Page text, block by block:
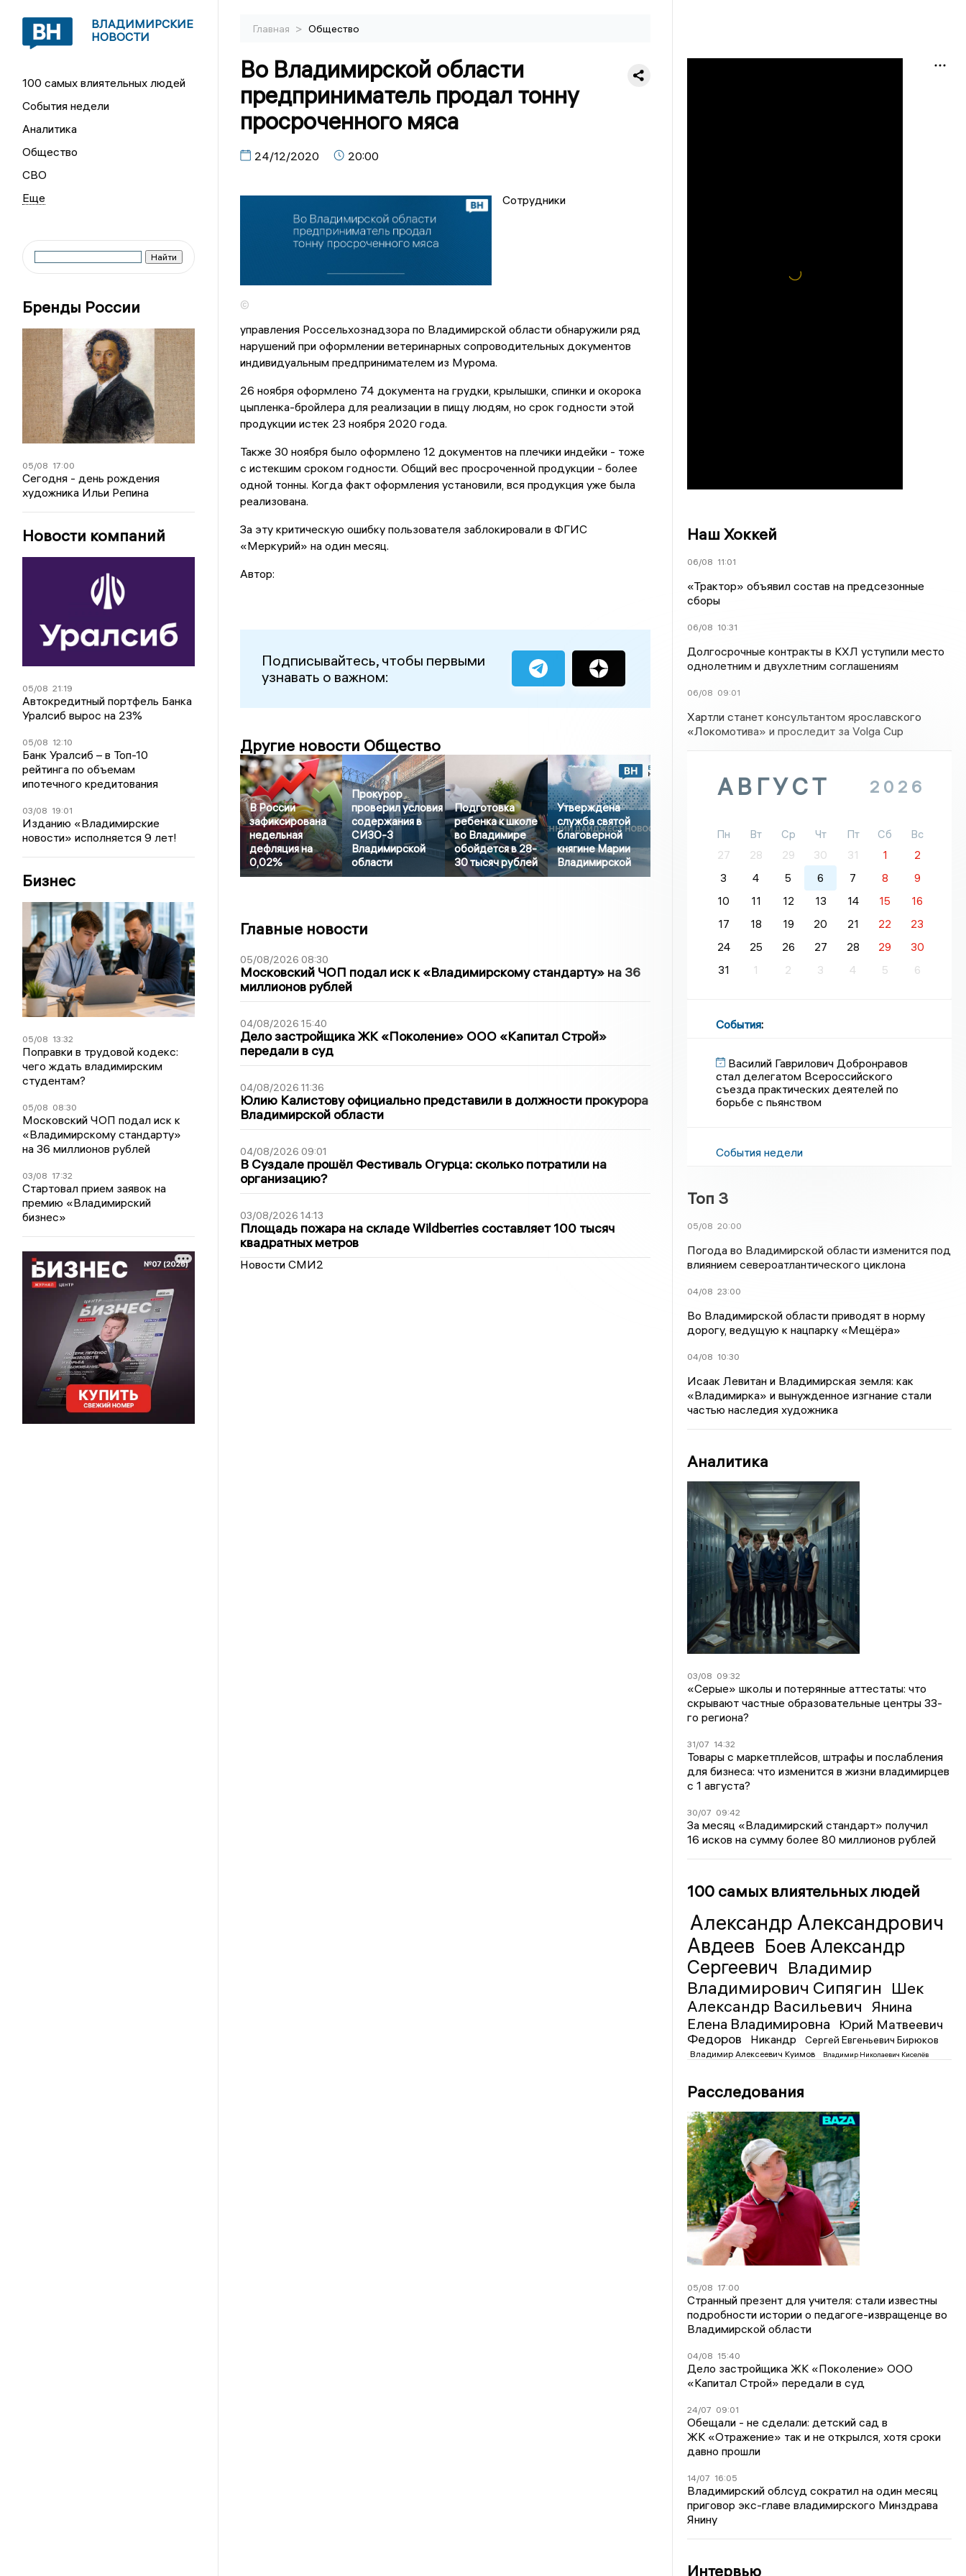
ВЛАДИМИРСКИЕ
НОВОСТИ
100 самых влиятельных людей
События недели
Аналитика
Общество
СВО
Бренды России
05/08 17:00
Сегодня - день рождения
художника Ильи Репина
Новости компаний
05/08 21:19
Автокредитный портфель Банка
Уралсиб вырос на 23%
05/08 12:10
Банк Уралсиб – в Топ-10
рейтинга по объемам
ипотечного кредитования
03/08 19:01
Изданию «Владимирские
новости» исполняется 9 лет!
Бизнес
05/08 13:32
Поправки в трудовой кодекс:
чего ждать владимирским
студентам?
05/08 08:30
Московский ЧОП подал иск к
«Владимирскому стандарту»
на 36 миллионов рублей
03/08 17:32
Стартовал прием заявок на
премию «Владимирский
бизнес»
Главная > Общество
Во Владимирской области
предприниматель продал тонну
просроченного мяса
24/12/2020 20:00
©
Сотрудники
управления Россельхознадзора по Владимирской области обнаружили ряд
нарушений при оформлении ветеринарных сопроводительных документов
индивидуальным предпринимателем из Мурома.
26 ноября оформлено 74 документа на грудки, крылышки, спинки и окорока
цыпленка-бройлера для реализации в пищу людям, но срок годности этой
продукции истек 23 ноября 2020 года.
Также 30 ноября было оформлено 12 документов на плечики индейки - тоже
с истекшим сроком годности. Общий вес просроченной продукции - более
одной тонны. Когда факт оформления установили, вся продукция уже была
реализована.
За эту критическую ошибку пользователя заблокировали в ФГИС
«Меркурий» на один месяц.
Автор:
Подписывайтесь, чтобы первыми
узнавать о важном:
Другие новости Общество
В России
зафиксирована
недельная
дефляция на
0,02%
Прокурор
проверил условия
содержания в
СИЗО-3
Владимирской
области
Подготовка
ребенка к школе
во Владимире
обойдется в 28-
30 тысяч рублей
Утверждена
служба святой
благоверной
княгине Марии
Владимирской
Главные новости
05/08/2026 08:30
Московский ЧОП подал иск к «Владимирскому стандарту» на 36
миллионов рублей
04/08/2026 15:40
Дело застройщика ЖК «Поколение» ООО «Капитал Строй»
передали в суд
04/08/2026 11:36
Юлию Калистову официально представили в должности прокурора
Владимирской области
04/08/2026 09:01
В Суздале прошёл Фестиваль Огурца: сколько потратили на
организацию?
03/08/2026 14:13
Площадь пожара на складе Wildberries составляет 100 тысяч
квадратных метров
Новости СМИ2
Наш Хоккей
06/08 11:01
«Трактор» объявил состав на предсезонные
сборы
06/08 10:31
Долгосрочные контракты в КХЛ уступили место
однолетним и двухлетним соглашениям
06/08 09:01
Хартли станет консультантом ярославского
«Локомотива» и проследит за Volga Cup
АВГУСТ 2026
Пн Вт Ср Чт Пт Сб
Вс
27
28 29 30 31 1
2
3
4 5 6 7 8
9
10
11 12 13 14 15
16
17
18 19 20 21 22
23
24
25 26 27 28 29
30
31
1 2 3 4 5 6
События:
Василий Гаврилович Добронравов
стал делегатом Всероссийского
съезда практических деятелей по
борьбе с пьянством
События недели
Топ 3
05/08 20:00
Погода во Владимирской области изменится под
влиянием североатлантического циклона
04/08 23:00
Во Владимирской области приводят в норму
дорогу, ведущую к нацпарку «Мещёра»
04/08 10:30
Исаак Левитан и Владимирская земля: как
«Владимирка» и вынужденное изгнание стали
частью наследия художника
Аналитика
03/08 09:32
«Серые» школы и потерянные аттестаты: что
скрывают частные образовательные центры 33-
го региона?
31/07 14:32
Товары с маркетплейсов, штрафы и послабления
для бизнеса: что изменится в жизни владимирцев
с 1 августа?
30/07 09:42
За месяц «Владимирский стандарт» получил
16 исков на сумму более 80 миллионов рублей
100 самых влиятельных людей
Александр Александрович
Авдеев Боев Александр
Сергеевич Владимир
Владимирович Сипягин Шек
Александр Васильевич
Янина
Елена Владимировна
Юрий Матвеевич
Федоров
Никандр Сергей Евгеньевич Бирюков
Владимир Алексеевич Куимов Владимир Николаевич Киселёв
Расследования
05/08 17:00
Странный презент для учителя: стали известны
подробности истории о педагоге-извращенце во
Владимирской области
04/08 15:40
Дело застройщика ЖК «Поколение» ООО
«Капитал Строй» передали в суд
24/07 09:01
Обещали - не сделали: детский сад в
ЖК «Отражение» так и не открылся, хотя сроки
давно прошли
14/07 16:05
Владимирский облсуд сократил на один месяц
приговор экс-главе владимирского Минздрава
Янину
Интервью